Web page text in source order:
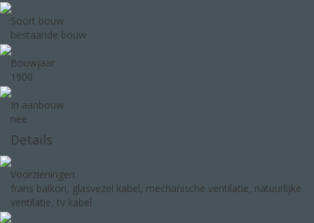
Soort bouw
bestaande bouw
Bouwjaar
1900
In aanbouw
nee
Details
Voorzieningen
frans balkon, glasvezel kabel, mechanische ventilatie, natuurlijke
ventilatie, tv kabel